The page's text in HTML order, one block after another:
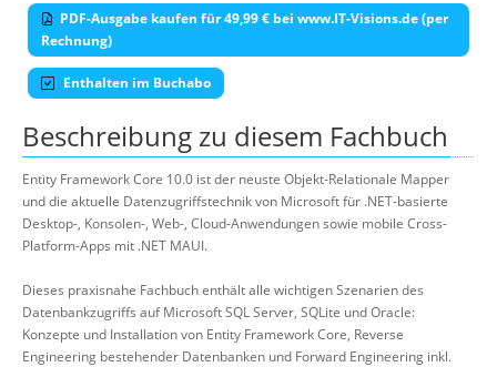
PDF-Ausgabe kaufen für 49,99 € bei www.IT-Visions.de (per
Rechnung)
Enthalten im Buchabo
Beschreibung zu diesem Fachbuch
Entity Framework Core 10.0 ist der neuste Objekt-Relationale Mapper
und die aktuelle Datenzugriffstechnik von Microsoft für .NET-basierte
Desktop-, Konsolen-, Web-, Cloud-Anwendungen sowie mobile Cross-
Platform-Apps mit .NET MAUI.
Dieses praxisnahe Fachbuch enthält alle wichtigen Szenarien des
Datenbankzugriffs auf Microsoft SQL Server, SQLite und Oracle:
Konzepte und Installation von Entity Framework Core, Reverse
Engineering bestehender Datenbanken und Forward Engineering inkl.